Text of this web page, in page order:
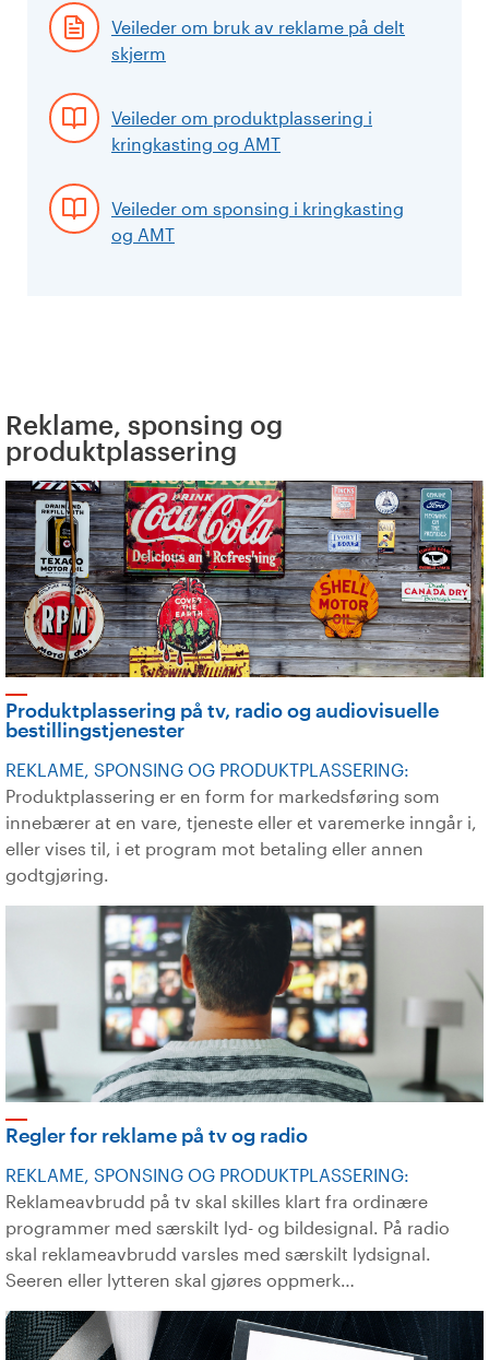
Veileder om bruk av reklame på delt
skjerm
Veileder om produktplassering i
kringkasting og AMT
Veileder om sponsing i kringkasting
og AMT
Reklame, sponsing og
produktplassering
Produktplassering på tv, radio og audiovisuelle
bestillingstjenester
REKLAME, SPONSING OG PRODUKTPLASSERING:
Produktplassering er en form for markedsføring som
innebærer at en vare, tjeneste eller et varemerke inngår i,
eller vises til, i et program mot betaling eller annen
godtgjøring.
Regler for reklame på tv og radio
REKLAME, SPONSING OG PRODUKTPLASSERING:
Reklameavbrudd på tv skal skilles klart fra ordinære
programmer med særskilt lyd- og bildesignal. På radio
skal reklameavbrudd varsles med særskilt lydsignal.
Seeren eller lytteren skal gjøres oppmerk…